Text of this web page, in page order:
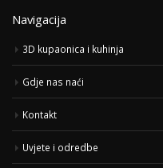
Navigacija
3D kupaonica i kuhinja
Gdje nas naći
Kontakt
Uvjete i odredbe